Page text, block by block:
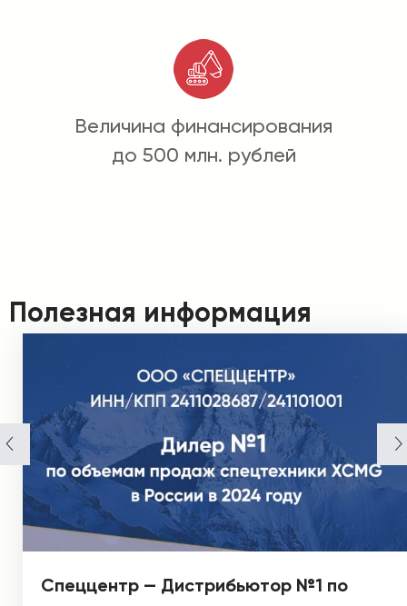
Величина финансирования
до 500 млн. рублей
Полезная информация
Спеццентр — Дистрибьютор №1 по